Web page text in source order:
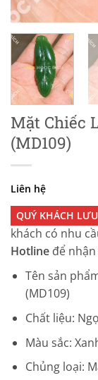
Mặt Chiếc
(MD109)
Liên hệ
QUÝ KHÁCH
khách có nhu
Hotline để
Tên sản
(MD109)
Chất liệu:
Màu sắc:
Chủng loại: